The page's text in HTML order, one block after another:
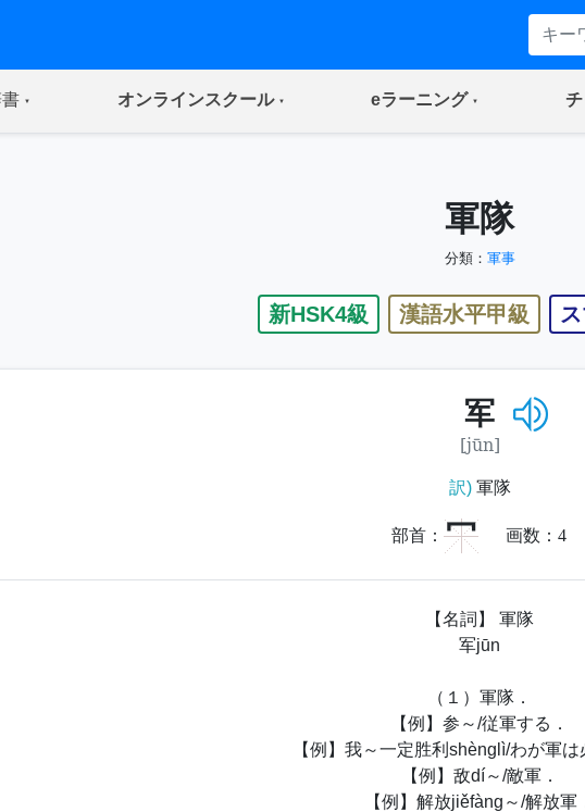
(current) オンラインスクール(current) eラーニング(current)
軍隊
分類： 軍事
新HSK4級 漢語水平甲級
军
[jūn]
訳)軍隊
部首： 冖 画数： 4
【名詞】 軍隊
军jūn
（１）軍隊．
【例】参～/従軍する．
【例】我～一定胜利shènglì/わが軍は
【例】敌dí～/敵軍．
【例】解放jiěfàng～/解放軍